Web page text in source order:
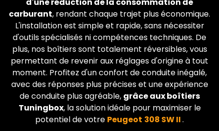
carburant, rendant chaque trajet plus économique.
L'installation est simple et rapide, sans nécessiter
d'outils spécialisés ni compétences techniques. De
plus, nos boîtiers sont totalement réversibles, vous
permettant de revenir aux réglages d'origine à tout
moment. Profitez d'un confort de conduite inégalé,
avec des réponses plus précises et une expérience
de conduite plus agréable, grâce aux boîtiers
Tuningbox, la solution idéale pour maximiser le
potentiel de votre Peugeot 308 SW II.